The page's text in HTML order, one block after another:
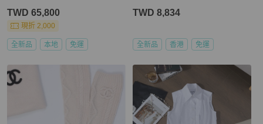
TWD 65,800
現折 2,000
全新品 本地 免運
TWD 8,834
全新品 香港 免運